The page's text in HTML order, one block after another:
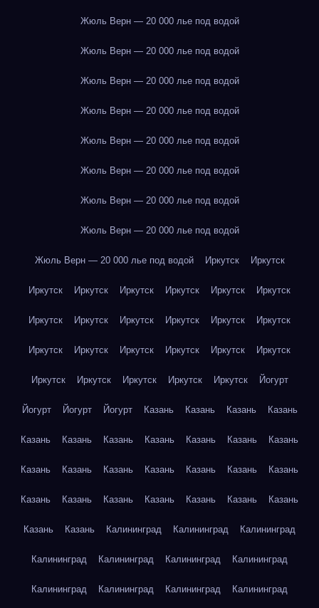
Жюль Верн — 20 000 лье под водой
Жюль Верн — 20 000 лье под водой
Жюль Верн — 20 000 лье под водой
Жюль Верн — 20 000 лье под водой
Жюль Верн — 20 000 лье под водой
Жюль Верн — 20 000 лье под водой
Жюль Верн — 20 000 лье под водой
Жюль Верн — 20 000 лье под водой
Жюль Верн — 20 000 лье под водой Иркутск Иркутск
Иркутск Иркутск Иркутск Иркутск Иркутск Иркутск
Иркутск Иркутск Иркутск Иркутск Иркутск Иркутск
Иркутск Иркутск Иркутск Иркутск Иркутск Иркутск
Иркутск Иркутск Иркутск Иркутск Иркутск Йогурт
Йогурт Йогурт Йогурт Казань Казань Казань Казань
Казань Казань Казань Казань Казань Казань Казань
Казань Казань Казань Казань Казань Казань Казань
Казань Казань Казань Казань Казань Казань Казань
Казань Казань Калининград Калининград Калининград
Калининград Калининград Калининград Калининград
Калининград Калининград Калининград Калининград